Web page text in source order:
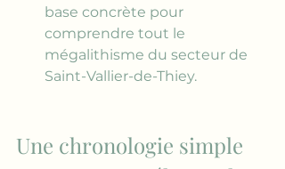
base concrète pour
comprendre tout le
mégalithisme du secteur de
Saint-Vallier-de-Thiey.
Une chronologie simple